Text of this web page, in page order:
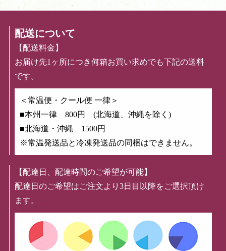
配送について
【配送料金】
お届け先1ヶ所につき何箱お買い求めでも下記の送料
です。
＜常温便・クール便 一律＞
■本州一律 800円 (北海道、沖縄を除く)
■北海道・沖縄 1500円
※常温発送品と冷凍発送品の同梱はできません。
【配達日、配達時間のご希望が可能】
配達日のご希望はご注文より3日目以降をご選択頂け
ます。